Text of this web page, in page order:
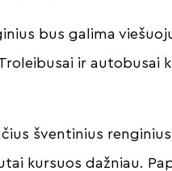
bus galima
ir autobusai
šventinius
kursuos dažniau.